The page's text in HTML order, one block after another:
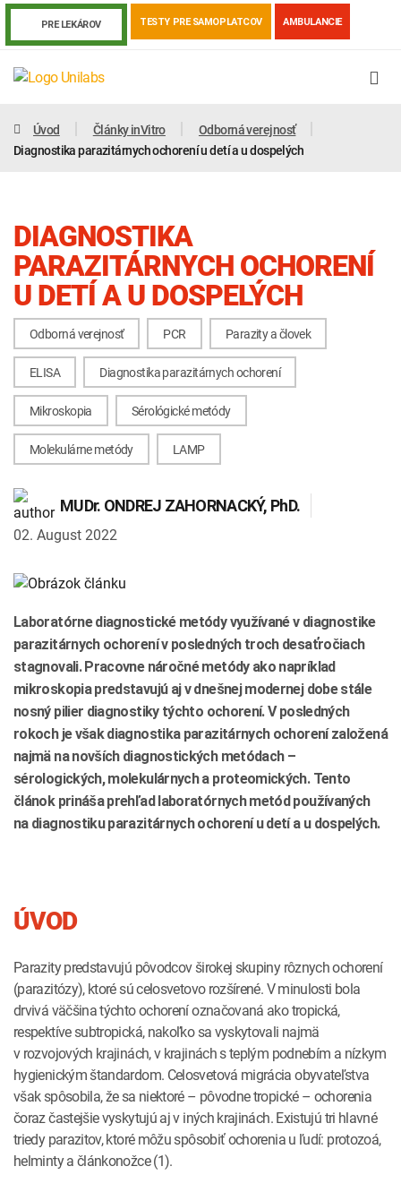
PRE LEKÁROV TESTY PRE SAMOPLATCOV AMBULANCIE
Genetika Covid-19 Žiadanky a tlačivá
Výsledky vyšetrení Kortizol
INTOLERANCIA POTRAVÍN
Human papillomavirus (HPV)
Úvod Články inVitro
Odborná verejnosť
Diagnostika parazitárnych ochorení u detí a u dospelých
DIAGNOSTIKA
PARAZITÁRNYCH OCHORENÍ
U DETÍ A U DOSPELÝCH
Odborná verejnosť PCR Parazity a človek
ELISA Diagnostika parazitárnych ochorení
Mikroskopia Sérológické metódy
Molekulárne metódy LAMP
MUDr. ONDREJ ZAHORNACKÝ, PhD.
02. August 2022
Laboratórne diagnostické metódy využívané v diagnostike
parazitárnych ochorení v posledných troch desaťročiach
stagnovali. Pracovne náročné metódy ako napríklad
mikroskopia predstavujú aj v dnešnej modernej dobe stále
nosný pilier diagnostiky týchto ochorení. V posledných
rokoch je však diagnostika parazitárnych ochorení založená
najmä na novších diagnostických metódach –
sérologických, molekulárnych a proteomických. Tento
článok prináša prehľad laboratórnych metód používaných
na diagnostiku parazitárnych ochorení u detí a u dospelých.
ÚVOD
Parazity predstavujú pôvodcov širokej skupiny rôznych ochorení
(parazitózy), ktoré sú celosvetovo rozšírené. V minulosti bola
drvivá väčšina týchto ochorení označovaná ako tropická,
respektíve subtropická, nakoľko sa vyskytovali najmä
v rozvojových krajinách, v krajinách s teplým podnebím a nízkym
hygienickým štandardom. Celosvetová migrácia obyvateľstva
však spôsobila, že sa niektoré – pôvodne tropické – ochorenia
čoraz častejšie vyskytujú aj v iných krajinách. Existujú tri hlavné
triedy parazitov, ktoré môžu spôsobiť ochorenia u ľudí: protozoá,
helminty a článkonožce (1).